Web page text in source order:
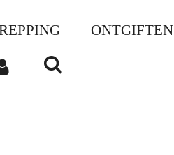
ONTGIFTEN